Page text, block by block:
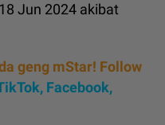
Jun 2024 akibat
geng mStar! Follow
Facebook,